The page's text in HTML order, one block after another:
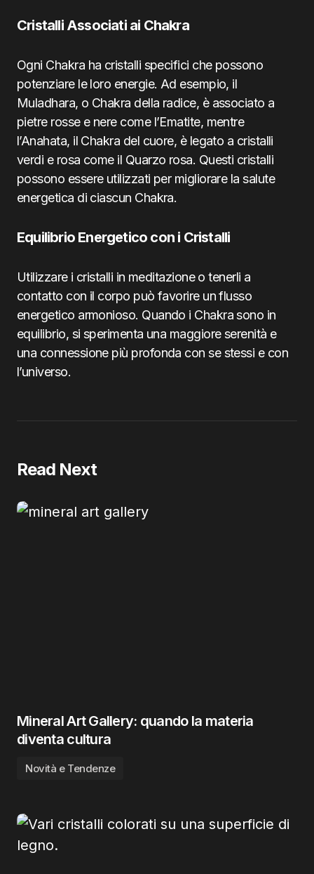
Cristalli Associati ai Chakra
Ogni Chakra ha cristalli specifici che possono
potenziare le loro energie. Ad esempio, il
Muladhara, o Chakra della radice, è associato a
pietre rosse e nere come l’Ematite, mentre
l’Anahata, il Chakra del cuore, è legato a cristalli
verdi e rosa come il Quarzo rosa. Questi cristalli
possono essere utilizzati per migliorare la salute
energetica di ciascun Chakra.
Equilibrio Energetico con i Cristalli
Utilizzare i cristalli in meditazione o tenerli a
contatto con il corpo può favorire un flusso
energetico armonioso. Quando i Chakra sono in
equilibrio, si sperimenta una maggiore serenità e
una connessione più profonda con se stessi e con
l’universo.
Read Next
Mineral Art Gallery: quando la materia
diventa cultura
Novità e Tendenze